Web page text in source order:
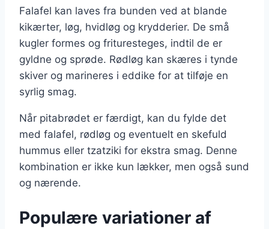
Falafel kan laves fra bunden ved at blande
kikærter, løg, hvidløg og krydderier. De små
kugler formes og frituresteges, indtil de er
gyldne og sprøde. Rødløg kan skæres i tynde
skiver og marineres i eddike for at tilføje en
syrlig smag.
Når pitabrødet er færdigt, kan du fylde det
med falafel, rødløg og eventuelt en skefuld
hummus eller tzatziki for ekstra smag. Denne
kombination er ikke kun lækker, men også sund
og nærende.
Populære variationer af